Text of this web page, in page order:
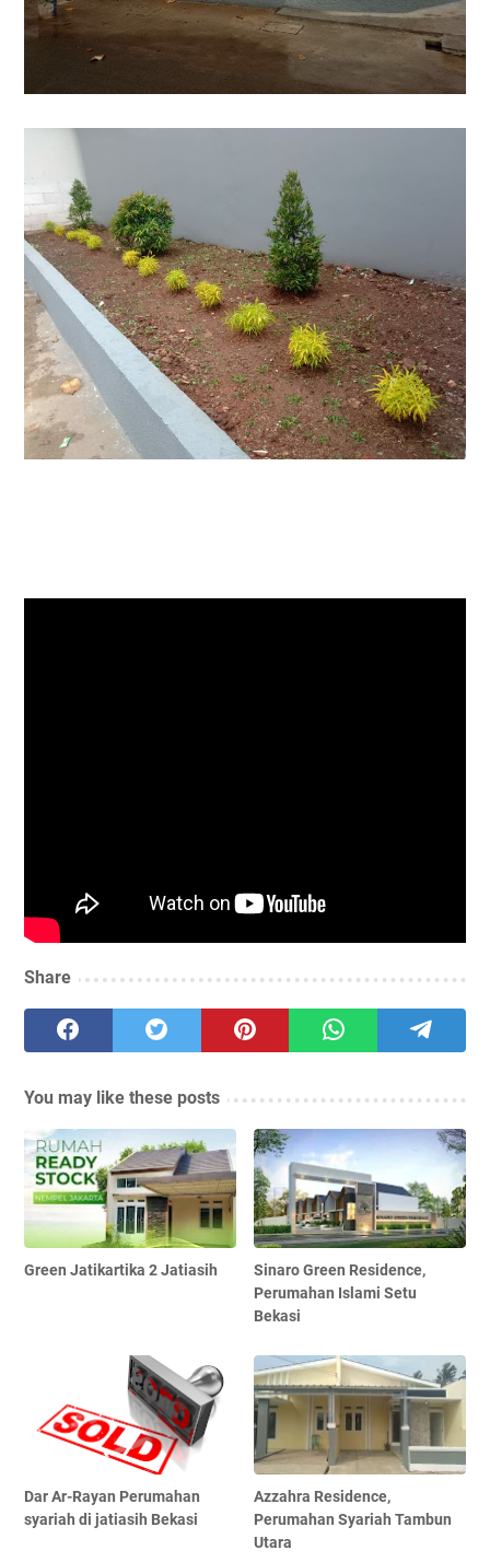
Share
You may like these posts
Green Jatikartika 2 Jatiasih
Sinaro Green Residence,
Perumahan Islami Setu
Bekasi
Dar Ar-Rayan Perumahan
syariah di jatiasih Bekasi
Azzahra Residence,
Perumahan Syariah Tambun
Utara